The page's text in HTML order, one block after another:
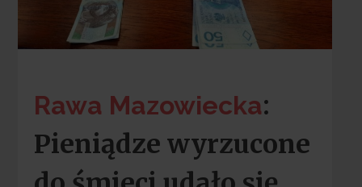
Rawa Mazowiecka:
Pieniądze wyrzucone